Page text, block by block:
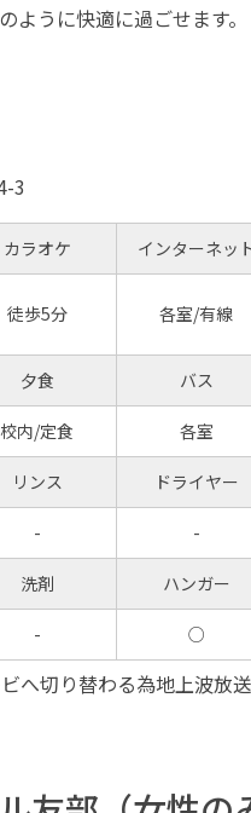
ように快適に過ごせます。
3
カラオケ インターネッ
徒歩5分 各室/有線
夕食 バス
校内/定食 各室
リンス ドライヤー
- -
洗剤 ハンガー
- ○
切り替わる為地上波放